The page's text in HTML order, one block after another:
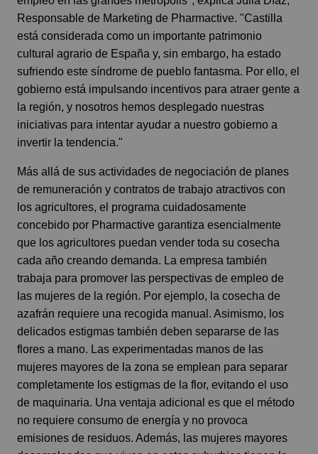
Responsable de Marketing de Pharmactive. "Castilla
está considerada como un importante patrimonio
cultural agrario de España y, sin embargo, ha estado
sufriendo este síndrome de pueblo fantasma. Por ello, el
gobierno está impulsando incentivos para atraer gente a
la región, y nosotros hemos desplegado nuestras
iniciativas para intentar ayudar a nuestro gobierno a
invertir la tendencia."
Más allá de sus actividades de negociación de planes
de remuneración y contratos de trabajo atractivos con
los agricultores, el programa cuidadosamente
concebido por Pharmactive garantiza esencialmente
que los agricultores puedan vender toda su cosecha
cada año creando demanda. La empresa también
trabaja para promover las perspectivas de empleo de
las mujeres de la región. Por ejemplo, la cosecha de
azafrán requiere una recogida manual. Asimismo, los
delicados estigmas también deben separarse de las
flores a mano. Las experimentadas manos de las
mujeres mayores de la zona se emplean para separar
completamente los estigmas de la flor, evitando el uso
de maquinaria. Una ventaja adicional es que el método
no requiere consumo de energía y no provoca
emisiones de residuos. Además, las mujeres mayores